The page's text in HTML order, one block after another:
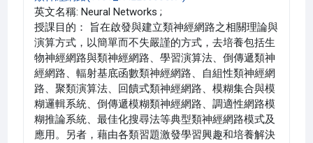
英文名稱: Neural Networks ;
授課目的： 旨在啟發與建立類神經網路之相關理論與
演算方式，以簡單而不失嚴謹的方式，去培養包括生
物神經網路與類神經網路、學習演算法、倒傳遞類神
經網路、輻射基底函數類神經網路、自組性類神經網
路、聚類演算法、回饋式類神經網路、模糊集合與模
糊邏輯系統、倒傳遞模糊類神經網路、調適性網路模
糊推論系統、最佳化搜尋法等典型類神經網路模式及
應用。另者，藉由各類習題激發學習興趣和培養解決